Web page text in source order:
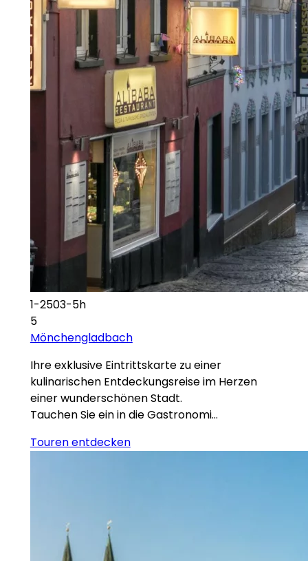
1-2503-5h
5
Mönchengladbach
Ihre exklusive Eintrittskarte zu einer
kulinarischen Entdeckungsreise im Herzen
einer wunderschönen Stadt.
Tauchen Sie ein in die Gastronomi…
Touren entdecken